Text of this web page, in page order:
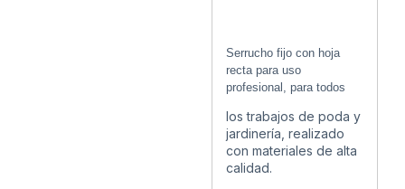
Serrucho fijo con hoja
recta para uso
profesional, para todos
los trabajos de poda y
jardinería, realizado
con materiales de alta
calidad.